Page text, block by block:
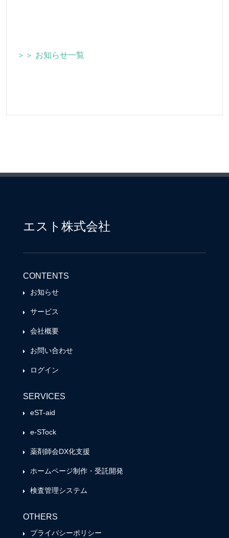
＞＞ お知らせ一覧
エスト株式会社
CONTENTS
お知らせ
サービス
会社概要
お問い合わせ
ログイン
SERVICES
eST-aid
e-STock
薬剤師会DX化支援
ホームページ制作・受託開発
検査管理システム
OTHERS
プライバシーポリシー